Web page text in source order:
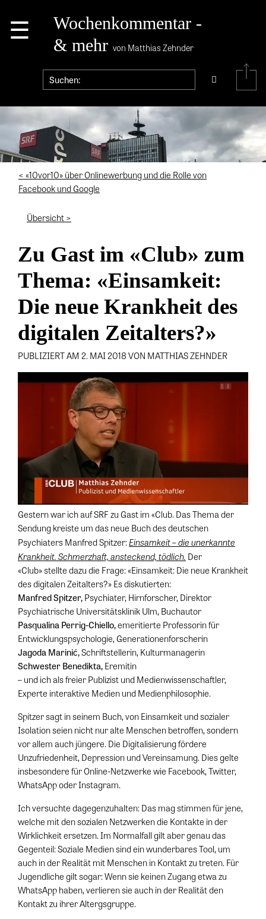
☰
Wochenkommentar -
& mehr von Matthias Zehnder
< «10vor10» über Onlinewerbung und die Rolle von
Facebook und Google
Übersicht >
Zu Gast im «Club» zum
Thema: «Einsamkeit:
Die neue Krankheit des
digitalen Zeitalters?»
PUBLIZIERT AM 2. MAI 2018 VON MATTHIAS ZEHNDER
Gestern war ich auf SRF zu Gast im «Club. Das Thema der
Sendung kreiste um das neue Buch des deutschen
Psychiaters Manfred Spitzer:Einsamkeit – die unerkannte
Krankheit. Schmerzhaft, ansteckend, tödlich. Der
«Club» stellte dazu die Frage: «Einsamkeit: Die neue Krankheit
des digitalen Zeitalters?» Es diskutierten:
Manfred Spitzer,Psychiater, Hirnforscher, Direktor
Psychiatrische Universitätsklinik Ulm, Buchautor
Pasqualina Perrig-Chiello,emeritierte Professorin für
Entwicklungspsychologie, Generationenforscherin
Jagoda Marinić,Schriftstellerin, Kulturmanagerin
Schwester Benedikta,Eremitin
– und ich als freier Publizist und Medienwissenschaftler,
Experte interaktive Medien und Medienphilosophie.
Spitzer sagt in seinem Buch, von Einsamkeit und sozialer
Isolation seien nicht nur alte Menschen betroffen, sondern
vor allem auch jüngere. Die Digitalisierung fördere
Unzufriedenheit, Depression und Vereinsamung. Dies gelte
insbesondere für Online-Netzwerke wie Facebook, Twitter,
WhatsApp oder Instagram.
Ich versuchte dagegenzuhalten: Das mag stimmen für jene,
welche mit den sozialen Netzwerken die Kontakte in der
Wirklichkeit ersetzen. Im Normalfall gilt aber genau das
Gegenteil: Soziale Medien sind ein wunderbares Tool, um
auch in der Realität mit Menschen in Kontakt zu treten. Für
Jugendliche gilt sogar: Wenn sie keinen Zugang etwa zu
WhatsApp haben, verlieren sie auch in der Realität den
Kontakt zu ihrer Altergsgruppe.